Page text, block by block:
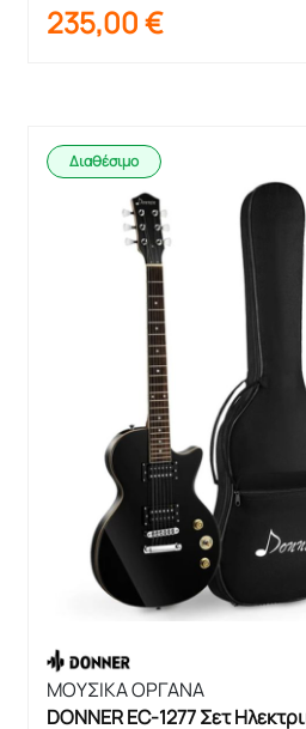
235,00€
Διαθέσιμο
ΜΟΥΣΙΚΑ ΟΡΓΑΝΑ
DONNER EC-1277 Σετ